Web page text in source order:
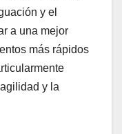
y el
a una mejor
más rápidos
y la